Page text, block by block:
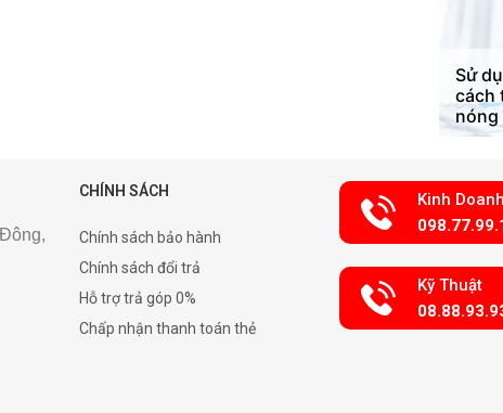
Sử
cách
nóng
CHÍNH SÁCH
Chính sách bảo hành
Chính sách đổi trả
Hỗ trợ trả góp 0%
Chấp nhận thanh toán thẻ
Kinh Doanh
Kỹ Thuật